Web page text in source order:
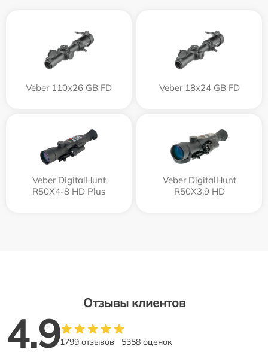
Veber 110х26 GB FD Veber 18x24 GB FD
Veber DigitalHunt
R50X4-8 HD Plus
Veber DigitalHunt
R50X3.9 HD
Отзывы клиентов
4.91799 отзывов 5358 оценок